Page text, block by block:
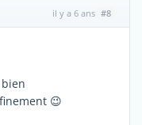
il y a 6 ans #8
😉